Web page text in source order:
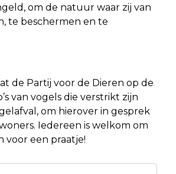
om de natuur waar zij van
te beschermen en te
de Partij voor de Dieren op de
van vogels die verstrikt zijn
om hierover in gesprek
Iedereen is welkom om
voor een praatje!